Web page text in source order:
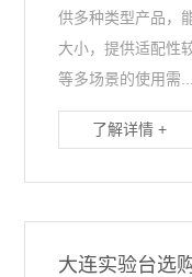
供多种类型产品，
大小，提供适配性
等多场景的使用需...
了解详情 +
大连实验台选